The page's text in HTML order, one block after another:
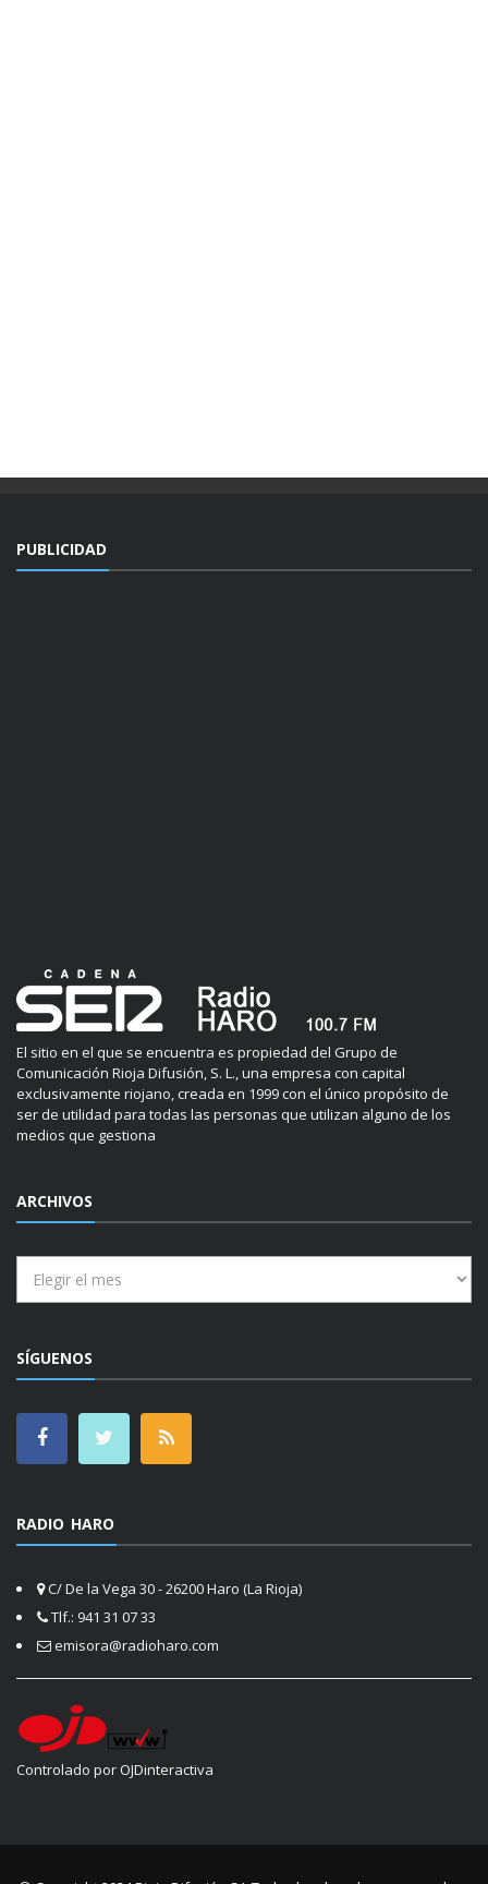
PUBLICIDAD
El sitio en el que se encuentra es propiedad del Grupo de
Comunicación Rioja Difusión, S. L., una empresa con capital
exclusivamente riojano, creada en 1999 con el único propósito de
ser de utilidad para todas las personas que utilizan alguno de los
medios que gestiona
ARCHIVOS
SÍGUENOS
RADIO HARO
C/ De la Vega 30 - 26200 Haro (La Rioja)
Tlf.: 941 31 07 33
emisora@radioharo.com
Controlado por OJDinteractiva